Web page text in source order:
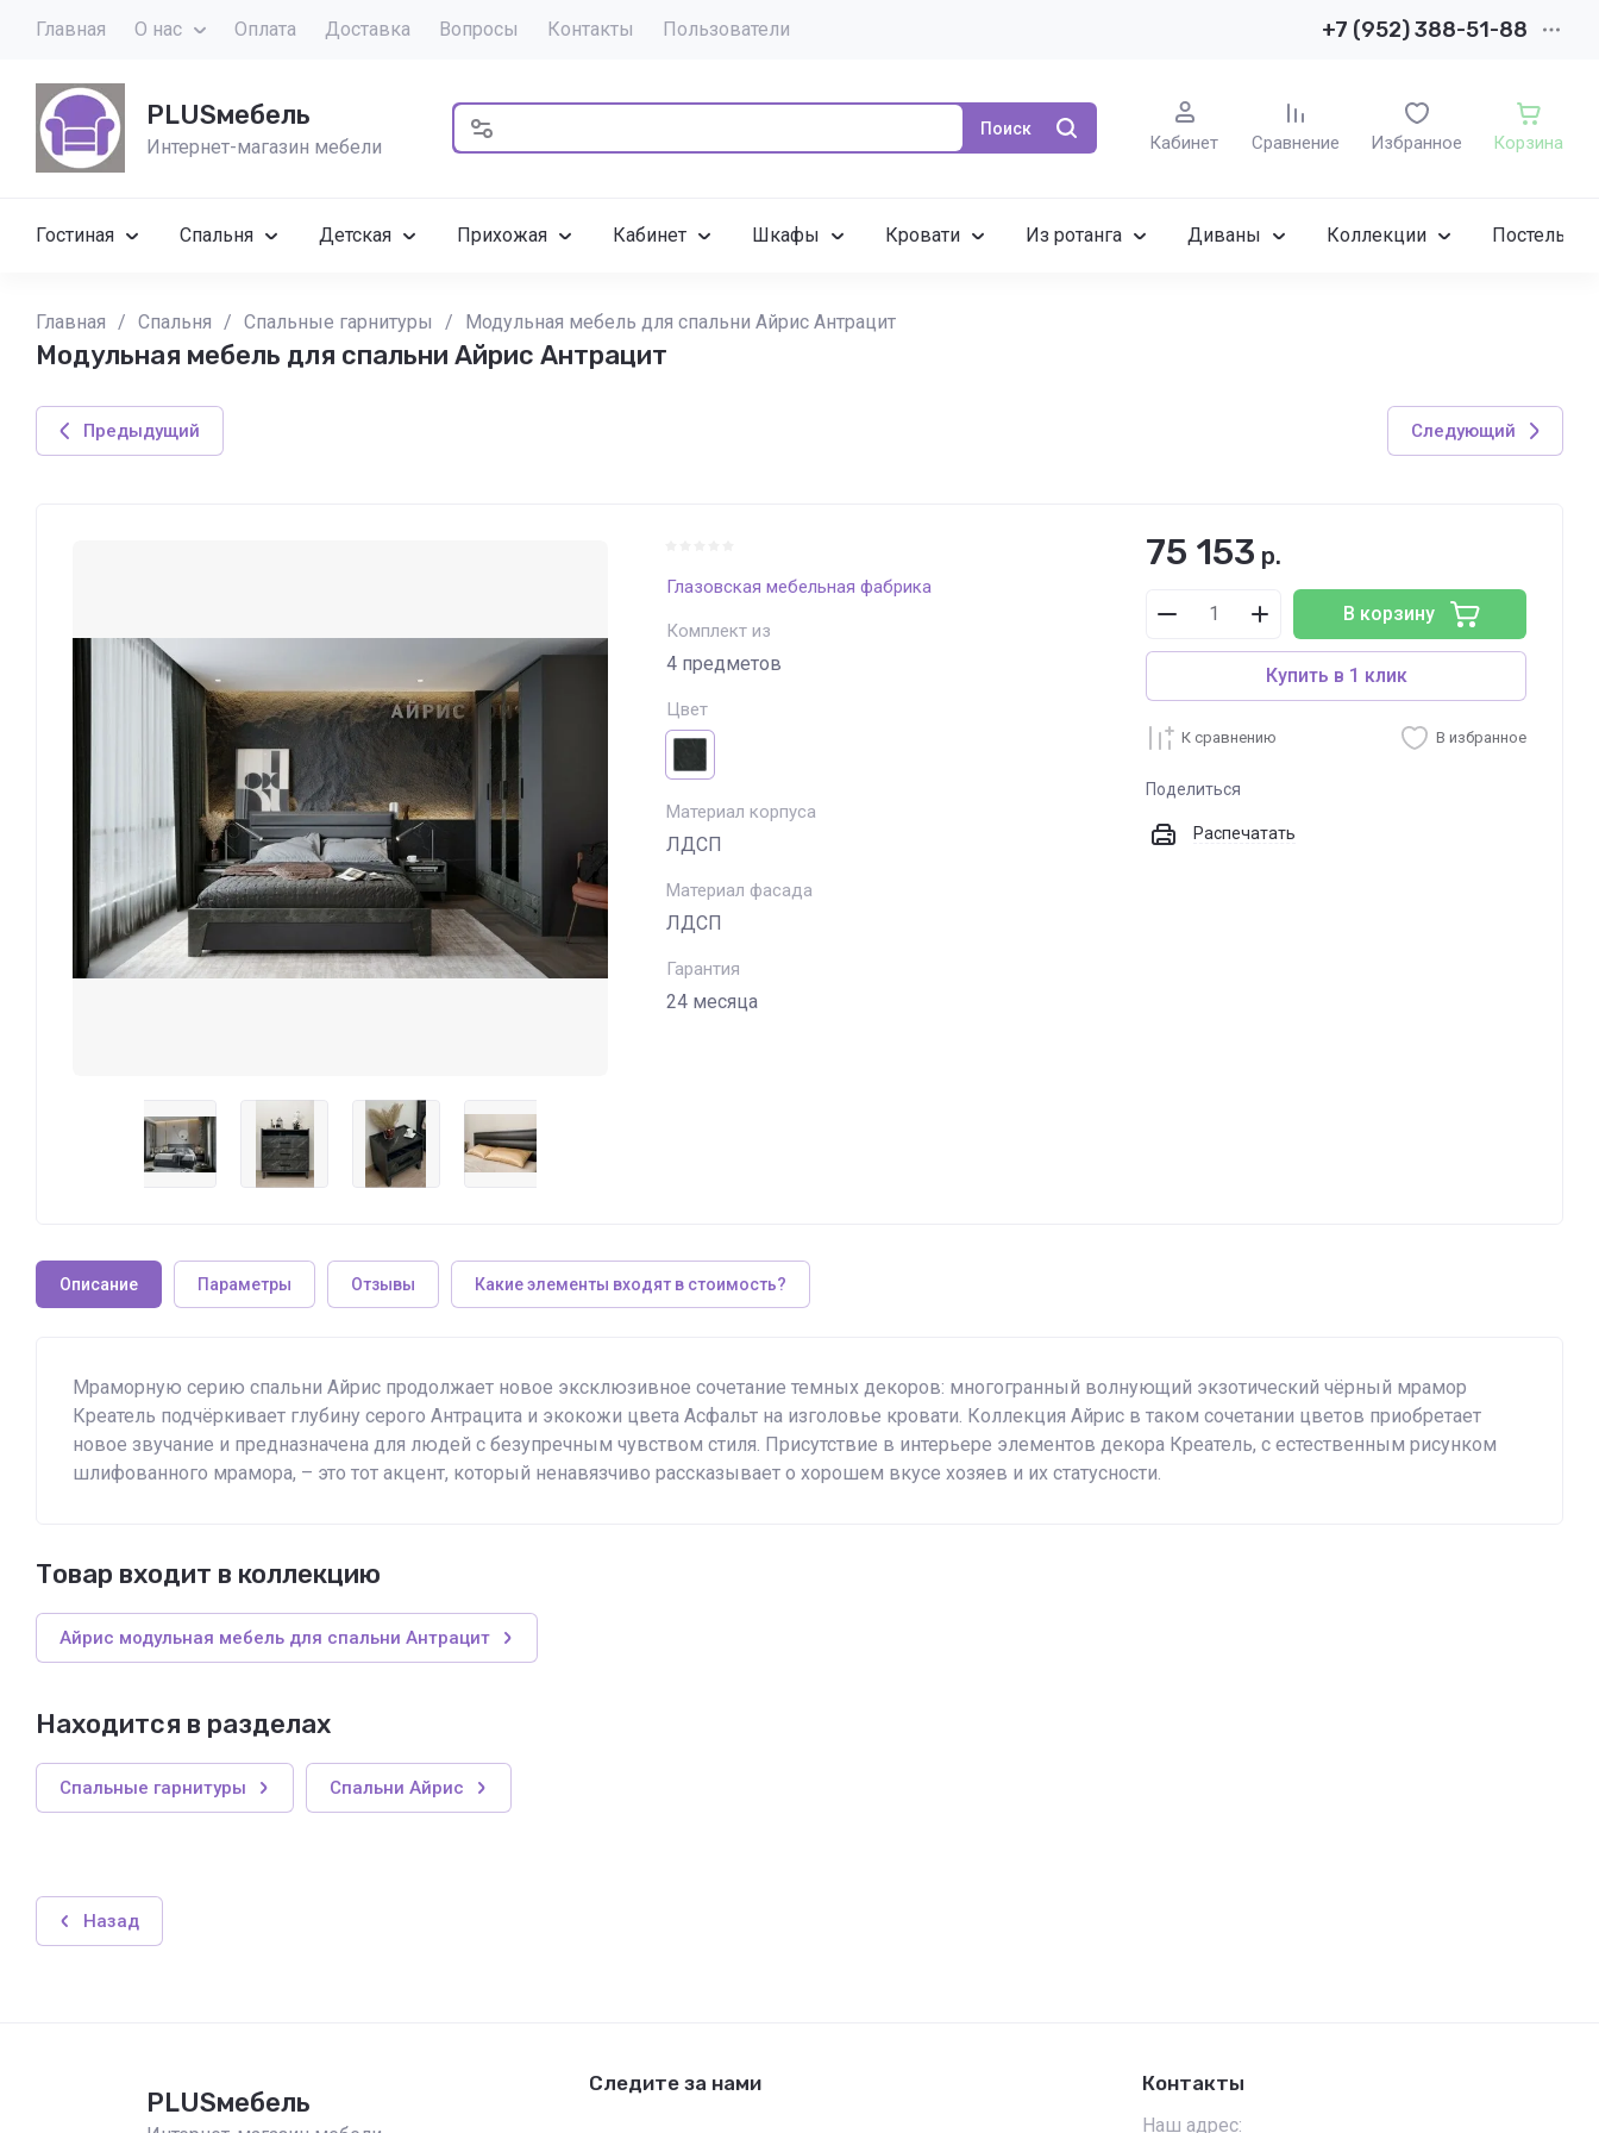
Главная О нас Оплата Доставка Вопросы Контакты Пользователи +7 (952) 388-51-88
PLUSмебель
Интернет-магазин мебели
Поиск
Кабинет Сравнение Избранное Корзина
Гостиная Спальня Детская Прихожая Кабинет Шкафы Кровати Из ротанга Диваны Коллекции
Главная / Спальня / Спальные гарнитуры / Модульная мебель для спальни Айрис Антрацит
Модульная мебель для спальни Айрис Антрацит
Предыдущий Следующий
Глазовская мебельная фабрика
Комплект из
4 предметов
Цвет
Материал корпуса
ЛДСП
Материал фасада
ЛДСП
Гарантия
24 месяца
75 153 р.
В корзину
Купить в 1 клик
К сравнению В избранное
Поделиться
Распечатать
Описание Параметры Отзывы Какие элементы входят в стоимость?
Мраморную серию спальни Айрис продолжает новое эксклюзивное сочетание темных декоров: многогранный волнующий экзотический чёрный мрамор
Креатель подчёркивает глубину серого Антрацита и экокожи цвета Асфальт на изголовье кровати. Коллекция Айрис в таком сочетании цветов приобретает
новое звучание и предназначена для людей с безупречным чувством стиля. Присутствие в интерьере элементов декора Креатель, с естественным рисунком
шлифованного мрамора, – это тот акцент, который ненавязчиво рассказывает о хорошем вкусе хозяев и их статусности.
Товар входит в коллекцию
Айрис модульная мебель для спальни Антрацит
Находится в разделах
Спальные гарнитуры Спальни Айрис
Назад
PLUSмебель
Следите за нами Контакты
Наш адрес: